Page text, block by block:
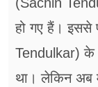
जॉब्स
शिक्षा
(Sachin
हो गए हैं। इससे
Tendulkar) के
था। लेकिन अब